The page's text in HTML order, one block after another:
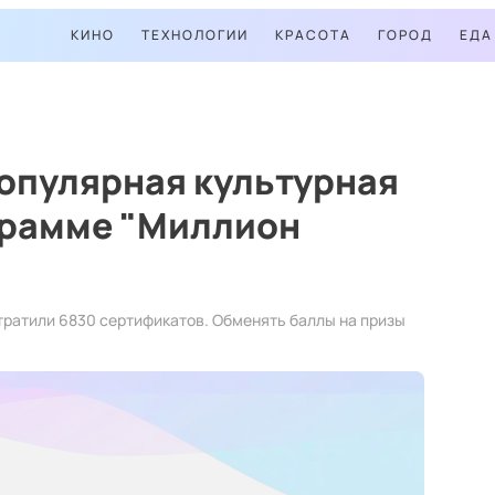
КИНО ТЕХНОЛОГИИ КРАСОТА ГОРОД ЕДА
культурная
"Миллион
6830 сертификатов. Обменять баллы на призы